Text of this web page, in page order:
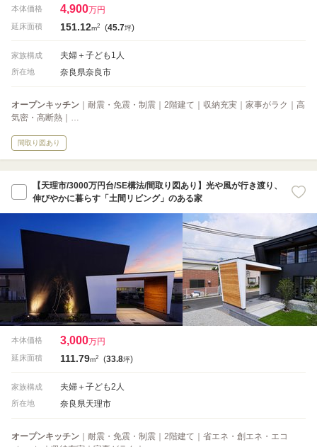
本体価格 4,900万円
延床面積 151.12m2 (45.7坪)
家族構成 夫婦＋子ども1人
所在地 奈良県奈良市
オープンキッチン ｜耐震・免震・制震｜2階建て｜収納充実｜家事がラク｜高
気密・高断熱｜…
間取り図あり
【天理市/3000万円台/SE構法/間取り図あり】光や風が行き渡り、
伸びやかに暮らす「土間リビング」のある家
本体価格 3,000万円
延床面積 111.79m2 (33.8坪)
家族構成 夫婦＋子ども2人
所在地 奈良県天理市
オープンキッチン ｜耐震・免震・制震｜2階建て｜省エネ・創エネ・エコ